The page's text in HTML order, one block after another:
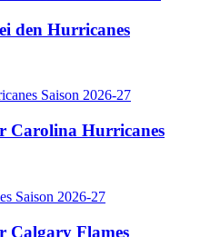
den Hurricanes
Carolina Hurricanes
Calgary Flames